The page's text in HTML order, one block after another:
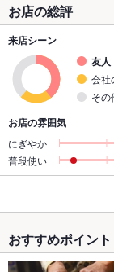
お店の総評
来店シーン
友人
会社
その
お店の雰囲気
にぎやか
普段使い
おすすめポイント